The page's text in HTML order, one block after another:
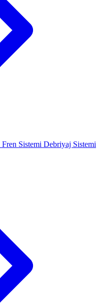
Fren Sistemi Debriyaj Sistemi